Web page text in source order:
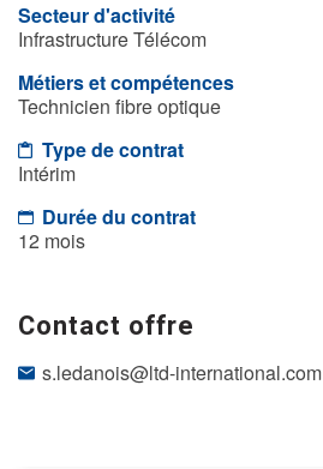
Secteur d'activité
Infrastructure Télécom
Métiers et compétences
Technicien fibre optique
Type de contrat
Intérim
Durée du contrat
12 mois
Contact offre
s.ledanois@ltd-international.com